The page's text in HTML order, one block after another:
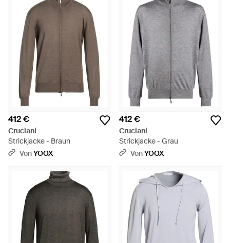
412 €
Cruciani
Strickjacke - Braun
VonYOOX
412 €
Cruciani
Strickjacke - Grau
VonYOOX